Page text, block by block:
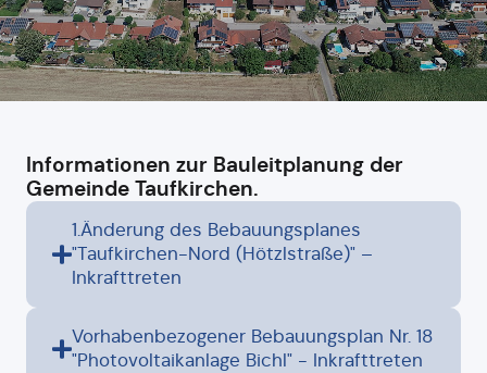
Informationen zur Bauleitplanung der
Gemeinde Taufkirchen.
1.Änderung des Bebauungsplanes
"Taufkirchen-Nord (Hötzlstraße)" –
Inkrafttreten
Vorhabenbezogener Bebauungsplan Nr. 18
"Photovoltaikanlage Bichl" - Inkrafttreten